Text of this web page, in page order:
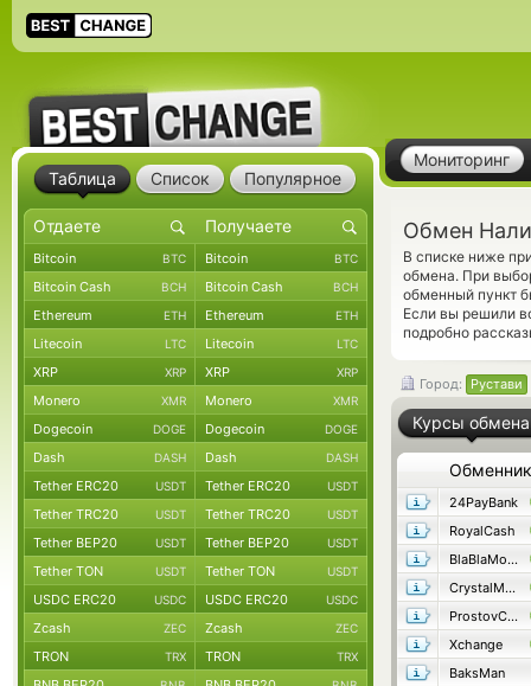
Мониторинг
Обмен
В списке ниже
обмена. При
обменный пункт
Если вы решили
подробно
Город: Рустави
Курсы обмена
Обменник
24PayBank
RoyalCash
BlaBlaMoney
CrystalMoney
ProstovCash
Xchange
BaksMan
Таблица Список Популярное
Bitcoin BTC Bitcoin BTC
Bitcoin Cash BCH Bitcoin Cash BCH
Ethereum ETH Ethereum ETH
Litecoin LTC Litecoin LTC
XRP XRP XRP XRP
Monero XMR Monero XMR
Dogecoin DOGE Dogecoin DOGE
Dash DASH Dash DASH
Tether ERC20 USDT Tether ERC20 USDT
Tether TRC20 USDT Tether TRC20 USDT
Tether BEP20 USDT Tether BEP20 USDT
Tether TON USDT Tether TON USDT
USDC ERC20 USDC USDC ERC20 USDC
Zcash ZEC Zcash ZEC
TRON TRX TRON TRX